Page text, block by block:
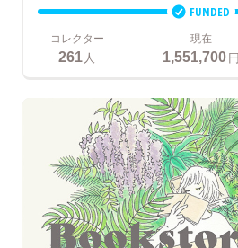
FUNDED
コレクター
261人
現在
1,551,700円